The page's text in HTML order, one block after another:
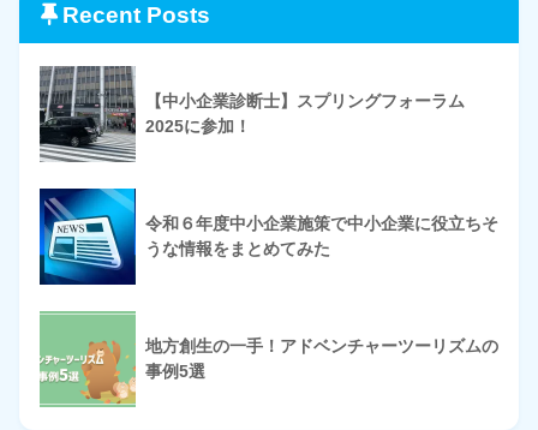
Recent Posts
【中小企業診断士】スプリングフォーラム
2025に参加！
令和６年度中小企業施策で中小企業に役立ちそ
うな情報をまとめてみた
地方創生の一手！アドベンチャーツーリズムの
事例5選